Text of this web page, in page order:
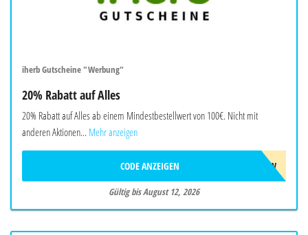
iherb Gutscheine "Werbung"
20% Rabatt auf Alles
20% Rabatt auf Alles ab einem Mindestbestellwert von 100€. Nicht mit
anderen Aktionen... Mehr anzeigen
AUG26SW
CODE ANZEIGEN
Gültig bis August 12, 2026